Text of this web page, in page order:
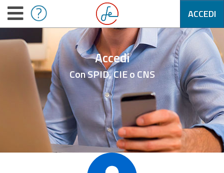
ACCEDI
Accedi
Con SPID, CIE o CNS